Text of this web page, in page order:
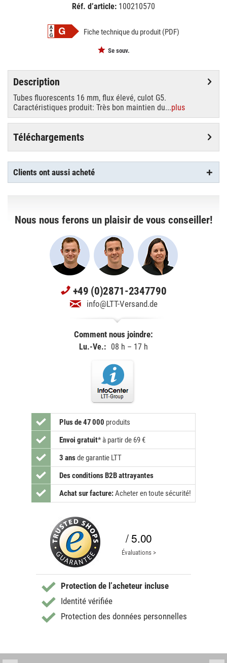
Réf. d’article: 100210570
Fiche technique du produit (PDF)
Se souv.
Description
Tubes fluorescents 16 mm, flux élevé, culot G5.
Caractéristiques produit: Très bon maintien du...plus
Téléchargements
Clients ont aussi acheté
Nous nous ferons un plaisir de vous conseiller!
+49 (0)2871-2347790
info@LTT-Versand.de
Comment nous joindre:
Lu.-Ve.: 08 h – 17 h
Plus de 47 000 produits
Envoi gratuit* à partir de 69 €
3 ansde garantie LTT
Des conditions B2B attrayantes
Achat sur facture:Acheter en toute sécurité!
/ 5.00
Évaluations >
Protection de l’acheteur incluse
Identité vérifiée
Protection des données personnelles